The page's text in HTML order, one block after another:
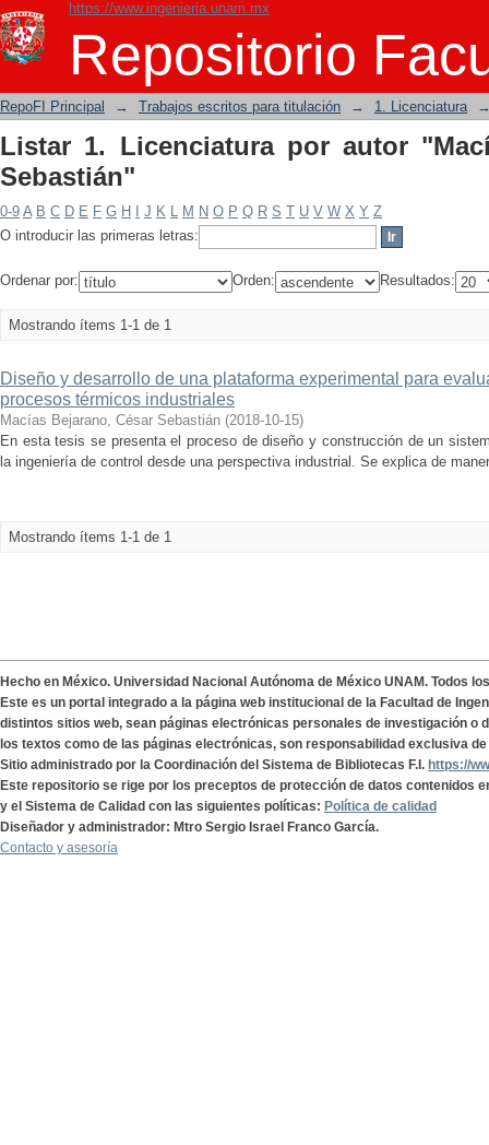
https://www.ingenieria.unam.mx
Repositorio
Listar 1. Licenciatura por autor
RepoFI Principal → Trabajos escritos para titulación → 1. Licenciatura
Listar 1. Licenciatura por autor
Sebastián"
0-9 A B C D E F G H J K L M N O P Q R S T U V W X Y Z
O introducir las primeras letras:
Ordenar por: Orden: Resultados:
Mostrando ítems 1-1 de 1
Diseño y desarrollo de una plataforma experimental para
procesos térmicos industriales
Macías Bejarano, César Sebastián (2018-10-15)
En esta tesis se presenta el proceso de diseño y construcción de un
la ingeniería de control desde una perspectiva industrial. Se explica de
Mostrando ítems 1-1 de 1
Hecho en México. Universidad Nacional Autónoma de México UNAM. Todos
Este es un portal integrado a la página web institucional de la Facultad de
distintos sitios web, sean páginas electrónicas personales de investigación o
los textos como de las páginas electrónicas, son responsabilidad exclusiva
Sitio administrado por la Coordinación del Sistema de Bibliotecas F.I. https://
Este repositorio se rige por los preceptos de protección de datos contenidos
y el Sistema de Calidad con las siguientes políticas: Política de calidad
Diseñador y administrador: Mtro Sergio Israel Franco García.
Contacto y asesoría